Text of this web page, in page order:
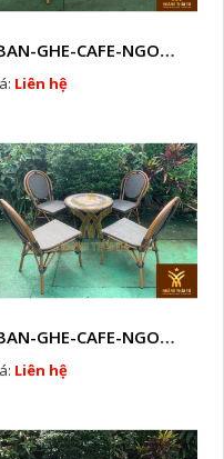
BAN-GHE-CAFE-NGOAI-TROI-J1
Liên hệ
BAN-GHE-CAFE-NGOAI-TROI-J4
Liên hệ